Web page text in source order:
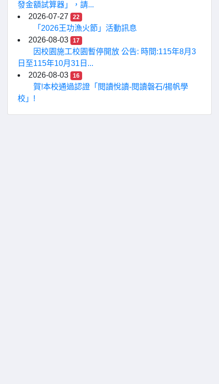
發金額試算器」，請...
2026-07-27
22
「2026王功漁火節」活動訊息
2026-08-03
17
因校園施工校園暫停開放 公告: 時間:115年8月3
日至115年10月31日...
2026-08-03
16
賀!本校通過認證「閱讀悅讀-閱讀磐石/揚帆學
校」!